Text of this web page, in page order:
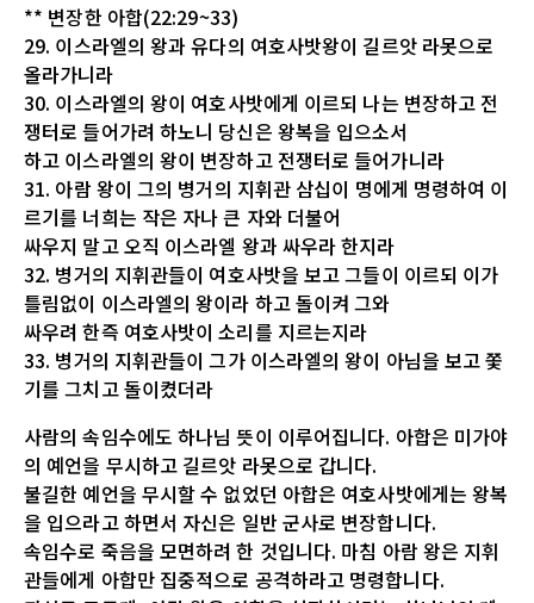
** 변장한 아합(22:29~33)
29. 이스라엘의 왕과 유다의 여호사밧왕이 길르앗 라못으로
올라가니라
30. 이스라엘의 왕이 여호사밧에게 이르되 나는 변장하고 전
쟁터로 들어가려 하노니 당신은 왕복을 입으소서
하고 이스라엘의 왕이 변장하고 전쟁터로 들어가니라
31. 아람 왕이 그의 병거의 지휘관 삼십이 명에게 명령하여 이
르기를 너희는 작은 자나 큰 자와 더불어
싸우지 말고 오직 이스라엘 왕과 싸우라 한지라
32. 병거의 지휘관들이 여호사밧을 보고 그들이 이르되 이가
틀림없이 이스라엘의 왕이라 하고 돌이켜 그와
싸우려 한즉 여호사밧이 소리를 지르는지라
33. 병거의 지휘관들이 그가 이스라엘의 왕이 아님을 보고 쫓
기를 그치고 돌이켰더라
사람의 속임수에도 하나님 뜻이 이루어집니다. 아합은 미가야
의 예언을 무시하고 길르앗 라못으로 갑니다.
불길한 예언을 무시할 수 없었던 아합은 여호사밧에게는 왕복
을 입으라고 하면서 자신은 일반 군사로 변장합니다.
속임수로 죽음을 모면하려 한 것입니다. 마침 아람 왕은 지휘
관들에게 아합만 집중적으로 공격하라고 명령합니다.